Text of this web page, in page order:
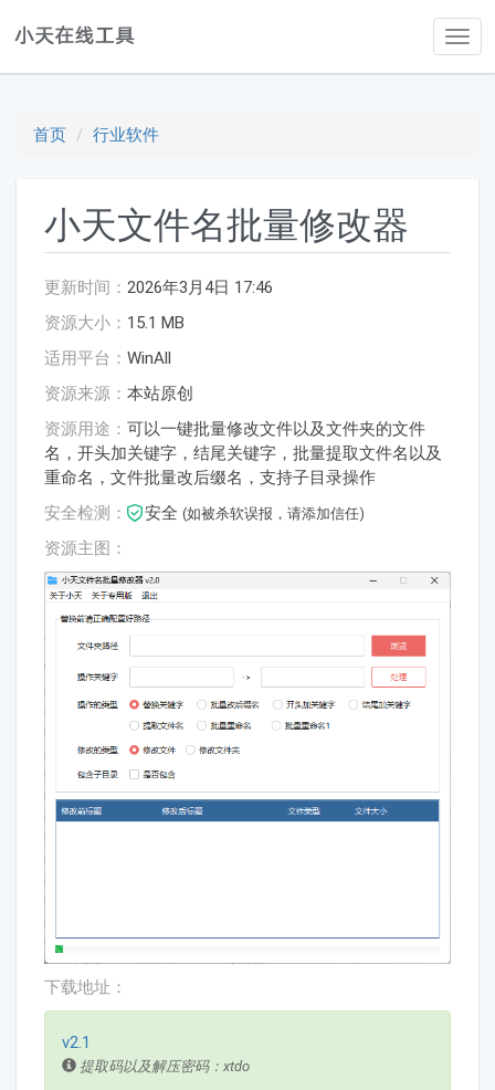
首页 行业软件
小天文件名批量修改器
更新时间： 2026年3月4日 17:46
资源大小： 15.1 MB
适用平台： WinAll
资源来源： 本站原创
资源用途： 可以一键批量修改文件以及文件夹的文件
名，开头加关键字，结尾关键字，批量提取文件名以及
重命名，文件批量改后缀名，支持子目录操作
安全检测：
安全 (如被杀软误报，请添加信任)
资源主图：
下载地址：
v2.1
提取码以及解压密码：xtdo